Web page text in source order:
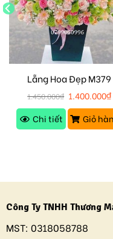
Lẵng Hoa Đẹp M379
1.450.000₫ 1.400.000₫
Chi tiết
Giỏ
Công Ty TNHH Thương
MST: 0318058788